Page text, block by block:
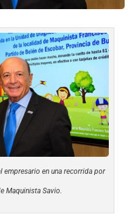
empresario en una recorrida por
Maquinista Savio.